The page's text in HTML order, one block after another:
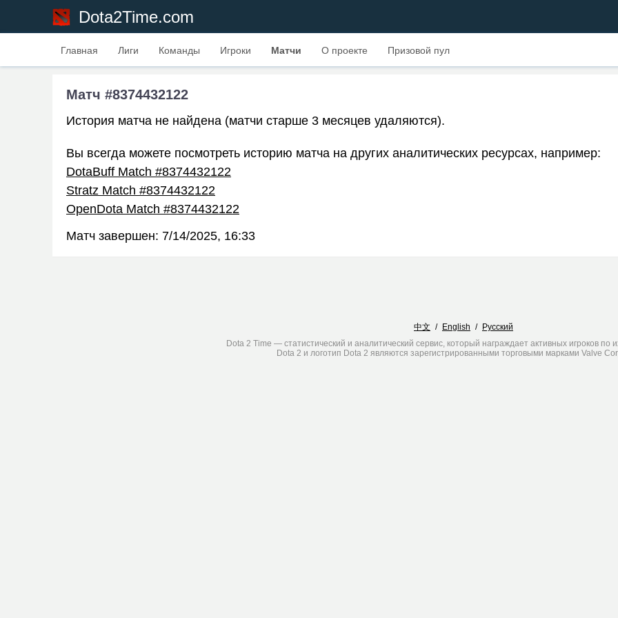
Dota2Time.com
Главная Лиги Команды Игроки Матчи О проекте Призовой пул
Матч #8374432122
История матча не найдена (матчи старше 3 месяцев удаляются).
Вы всегда можете посмотреть историю матча на других аналитических ресурсах, например:
DotaBuff Match #8374432122
Stratz Match #8374432122
OpenDota Match #8374432122
Матч завершен: 7/14/2025, 16:33
中文 / English / Русский
Dota 2 Time — статистический и аналитический сервис, который награждает активных игроков по
Dota 2 и логотип Dota 2 являются зарегистрированными торговыми марками Valve